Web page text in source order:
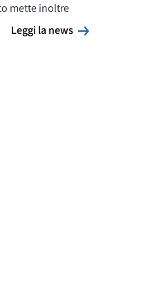
mette inoltre
Leggi la news
Leggi la news